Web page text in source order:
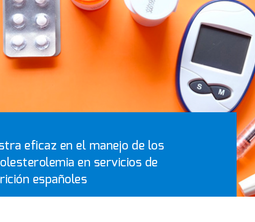
eficaz en el manejo de los
en servicios de
españoles